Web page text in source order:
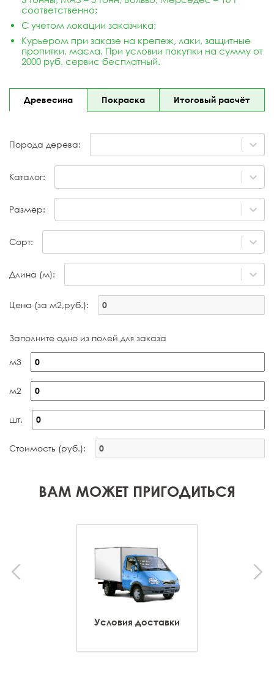
соответственно;
С учетом локации заказчика;
Курьером при заказе на крепеж, лаки, защитные
пропитки, масла. При условии покупки на сумму от
2000 руб. сервис бесплатный.
Древесина Покраска Итоговый расчёт
Порода дерева:
Каталог:
Размер:
Сорт:
Длина (м):
Цена (за м2,руб.):
Заполните одно из полей для заказа
м3
м2
шт.
Стоимость (руб.):
ВАМ МОЖЕТ ПРИГОДИТЬСЯ
Условия доставки